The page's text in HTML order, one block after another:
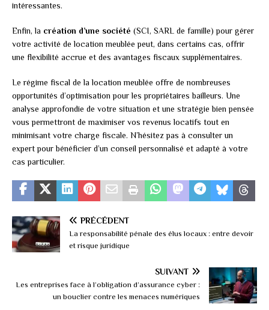
intéressantes.
Enfin, la création d’une société (SCI, SARL de famille) pour gérer
votre activité de location meublée peut, dans certains cas, offrir
une flexibilité accrue et des avantages fiscaux supplémentaires.
Le régime fiscal de la location meublée offre de nombreuses
opportunités d’optimisation pour les propriétaires bailleurs. Une
analyse approfondie de votre situation et une stratégie bien pensée
vous permettront de maximiser vos revenus locatifs tout en
minimisant votre charge fiscale. N’hésitez pas à consulter un
expert pour bénéficier d’un conseil personnalisé et adapté à votre
cas particulier.
PRÉCÉDENT
La responsabilité pénale des élus locaux : entre devoir
et risque juridique
SUIVANT
Les entreprises face à l’obligation d’assurance cyber :
un bouclier contre les menaces numériques